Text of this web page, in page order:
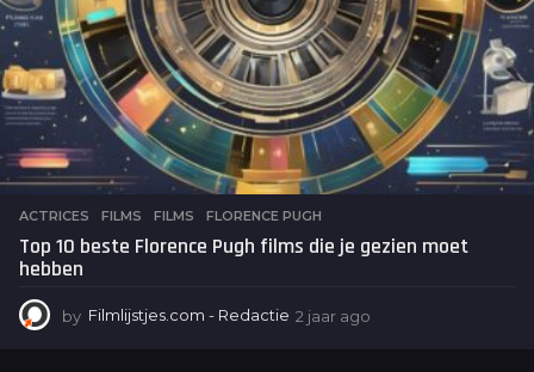
ACTRICES ,FILMS FILMS ,FLORENCE PUGH
Top 10 beste Florence Pugh films die je gezien moet
hebben
by Filmlijstjes.com - Redactie 2 jaar ago